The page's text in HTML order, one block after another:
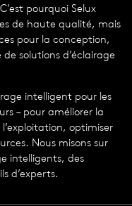
pourquoi Selux
de haute qualité, mais
pour la conception,
solutions d’éclairage
intelligent pour les
– pour améliorer la
optimiser
Nous misons sur
intelligents, des
d’experts.